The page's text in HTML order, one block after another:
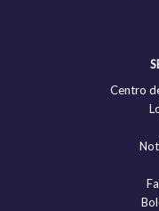
Centro